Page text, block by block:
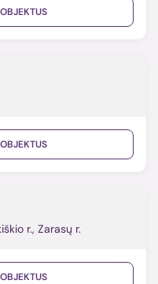
r., Zarasų r.